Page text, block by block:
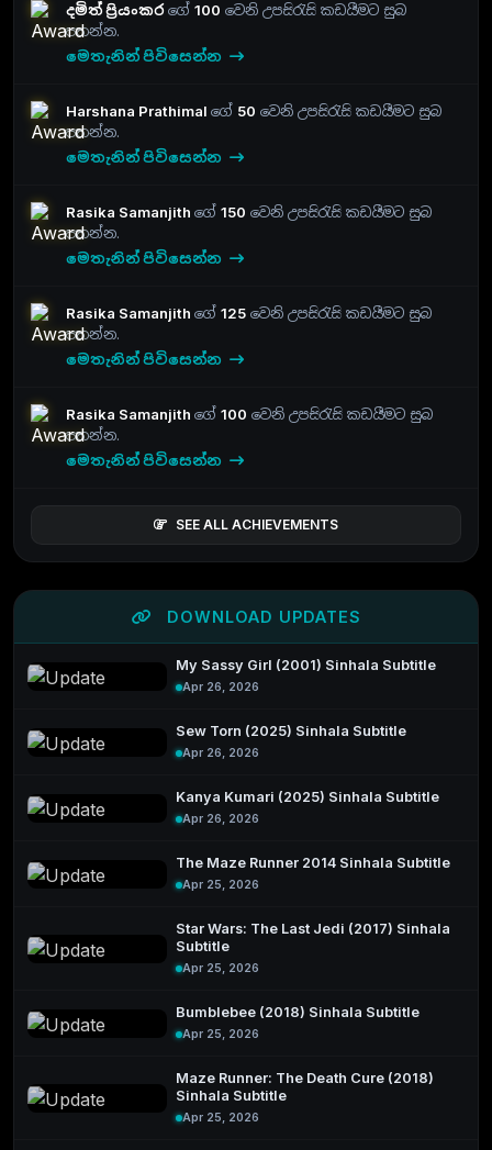
දමිත් ප්‍රියංකරගේ 100 වෙනි උපසිරැසි කඩයීමට සුබ
පතන්න.
මෙතැනින් පිවිසෙන්න
Harshana Prathimal ගේ 50 වෙනි උපසිරැසි කඩයීමට සුබ
පතන්න.
මෙතැනින් පිවිසෙන්න
Rasika Samanjith ගේ 150 වෙනි උපසිරැසි කඩයීමට සුබ
පතන්න.
මෙතැනින් පිවිසෙන්න
Rasika Samanjith ගේ 125 වෙනි උපසිරැසි කඩයීමට සුබ
පතන්න.
මෙතැනින් පිවිසෙන්න
Rasika Samanjith ගේ 100 වෙනි උපසිරැසි කඩයීමට සුබ
පතන්න.
මෙතැනින් පිවිසෙන්න
SEE ALL ACHIEVEMENTS
DOWNLOAD UPDATES
My Sassy Girl (2001) Sinhala Subtitle
Apr 26, 2026
Sew Torn (2025) Sinhala Subtitle
Apr 26, 2026
Kanya Kumari (2025) Sinhala Subtitle
Apr 26, 2026
The Maze Runner 2014 Sinhala Subtitle
Apr 25, 2026
Star Wars: The Last Jedi (2017) Sinhala
Subtitle
Apr 25, 2026
Bumblebee (2018) Sinhala Subtitle
Apr 25, 2026
Maze Runner: The Death Cure (2018)
Sinhala Subtitle
Apr 25, 2026